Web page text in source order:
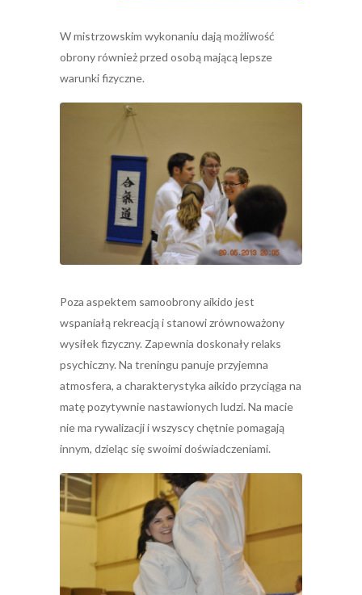
W mistrzowskim wykonaniu dają możliwość
obrony również przed osobą mającą lepsze
warunki fizyczne.
Poza aspektem samoobrony aikido jest
wspaniałą rekreacją i stanowi zrównoważony
wysiłek fizyczny. Zapewnia doskonały relaks
psychiczny. Na treningu panuje przyjemna
atmosfera, a charakterystyka aikido przyciąga na
matę pozytywnie nastawionych ludzi. Na macie
nie ma rywalizacji i wszyscy chętnie pomagają
innym, dzieląc się swoimi doświadczeniami.